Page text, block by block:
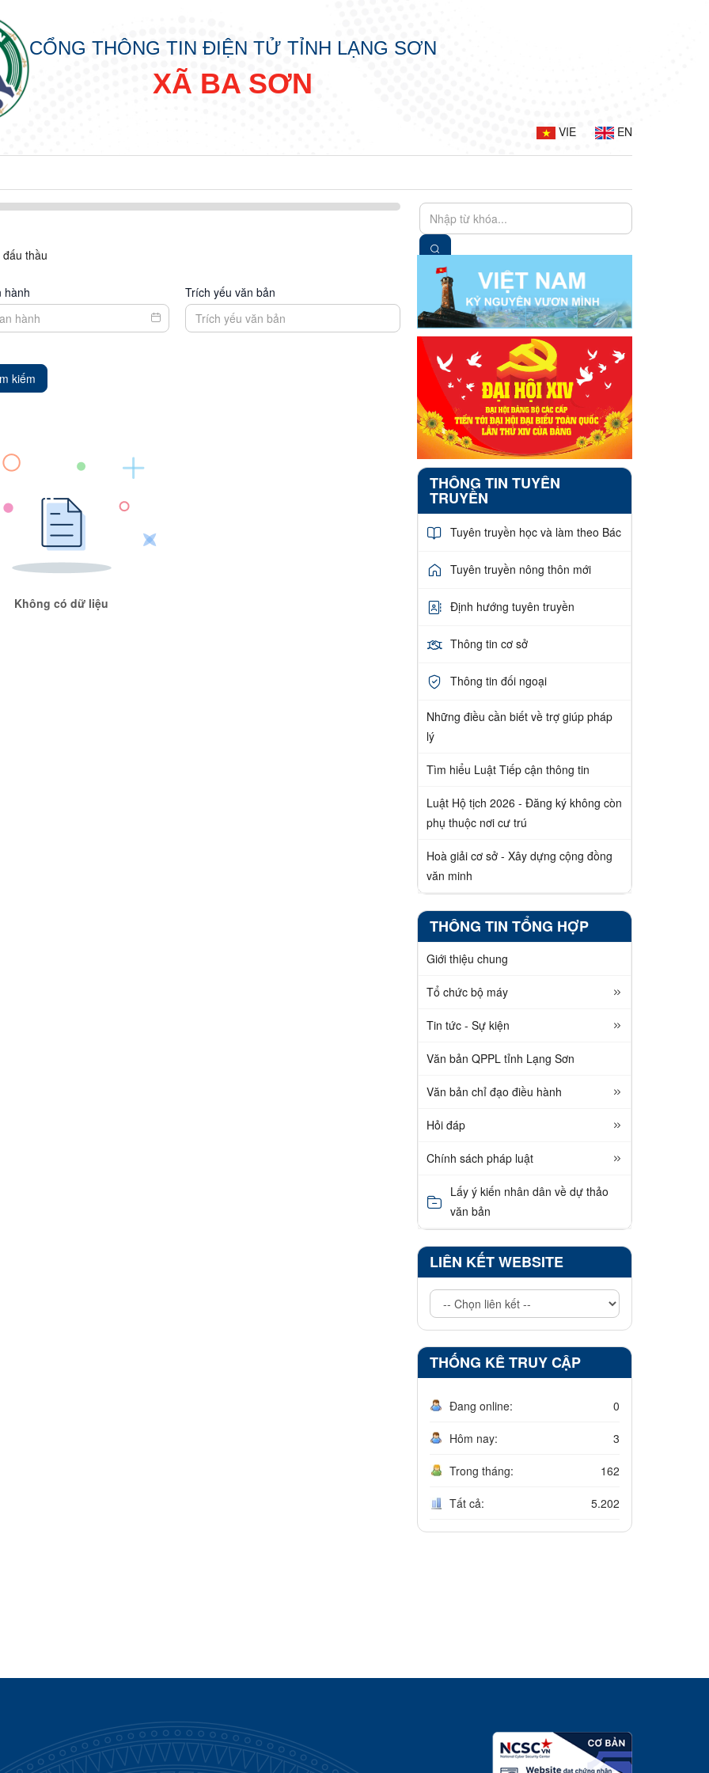
CỔNG THÔNG TIN ĐIỆN TỬ TỈNH LẠNG SƠN
XÃ BA SƠN
VIE EN
thầu
hành Trích yếu văn bản
kiếm
Không có dữ liệu
THÔNG TIN TUYÊN
TRUYỀN
Tuyên truyền học và làm theo Bác
Tuyên truyền nông thôn mới
Định hướng tuyên truyền
Thông tin cơ sở
Thông tin đối ngoại
Những điều cần biết về trợ giúp pháp
lý
Tìm hiểu Luật Tiếp cận thông tin
Luật Hộ tịch 2026 - Đăng ký không còn
phụ thuộc nơi cư trú
Hoà giải cơ sở - Xây dựng cộng đồng
văn minh
THÔNG TIN TỔNG HỢP
Giới thiệu chung
Tổ chức bộ máy
Tin tức - Sự kiện
Văn bản QPPL tỉnh Lạng Sơn
Văn bản chỉ đạo điều hành
Hỏi đáp
Chính sách pháp luật
Lấy ý kiến nhân dân về dự thảo
văn bản
LIÊN KẾT WEBSITE
THỐNG KÊ TRUY CẬP
Đang online: 0
Hôm nay: 3
Trong tháng: 162
Tất cả: 5.202